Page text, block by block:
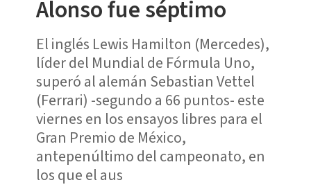
Alonso fue séptimo
El inglés Lewis Hamilton (Mercedes),
líder del Mundial de Fórmula Uno,
superó al alemán Sebastian Vettel
(Ferrari) -segundo a 66 puntos- este
viernes en los ensayos libres para el
Gran Premio de México,
antepenúltimo del campeonato, en
los que el aus